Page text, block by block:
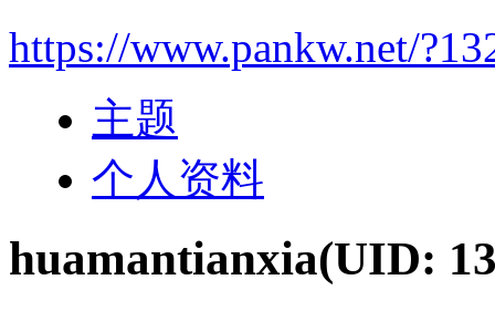
https://www.pankw.net/
主题
个人资料
huamantianxia(UID: